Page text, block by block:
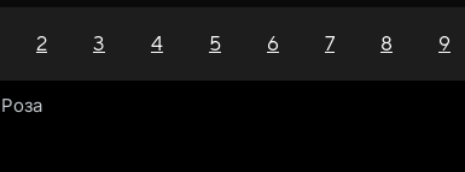
2 3 4 5 6 7 8 9